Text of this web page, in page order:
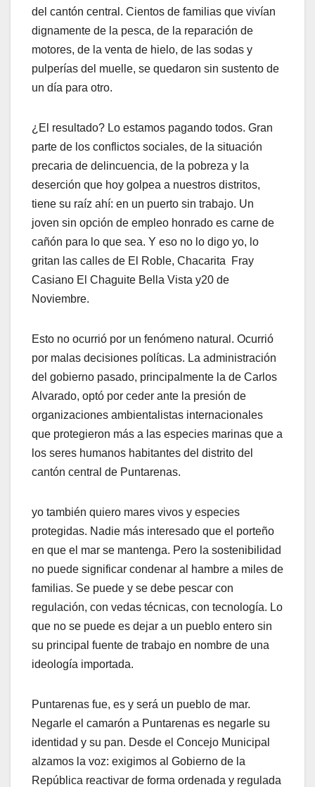
del cantón central. Cientos de familias que vivían
dignamente de la pesca, de la reparación de
motores, de la venta de hielo, de las sodas y
pulperías del muelle, se quedaron sin sustento de
un día para otro.
¿El resultado? Lo estamos pagando todos. Gran
parte de los conflictos sociales, de la situación
precaria de delincuencia, de la pobreza y la
deserción que hoy golpea a nuestros distritos,
tiene su raíz ahí: en un puerto sin trabajo. Un
joven sin opción de empleo honrado es carne de
cañón para lo que sea. Y eso no lo digo yo, lo
gritan las calles de El Roble, Chacarita Fray
Casiano El Chaguite Bella Vista y20 de
Noviembre.
Esto no ocurrió por un fenómeno natural. Ocurrió
por malas decisiones políticas. La administración
del gobierno pasado, principalmente la de Carlos
Alvarado, optó por ceder ante la presión de
organizaciones ambientalistas internacionales
que protegieron más a las especies marinas que a
los seres humanos habitantes del distrito del
cantón central de Puntarenas.
yo también quiero mares vivos y especies
protegidas. Nadie más interesado que el porteño
en que el mar se mantenga. Pero la sostenibilidad
no puede significar condenar al hambre a miles de
familias. Se puede y se debe pescar con
regulación, con vedas técnicas, con tecnología. Lo
que no se puede es dejar a un pueblo entero sin
su principal fuente de trabajo en nombre de una
ideología importada.
Puntarenas fue, es y será un pueblo de mar.
Negarle el camarón a Puntarenas es negarle su
identidad y su pan. Desde el Concejo Municipal
alzamos la voz: exigimos al Gobierno de la
República reactivar de forma ordenada y regulada